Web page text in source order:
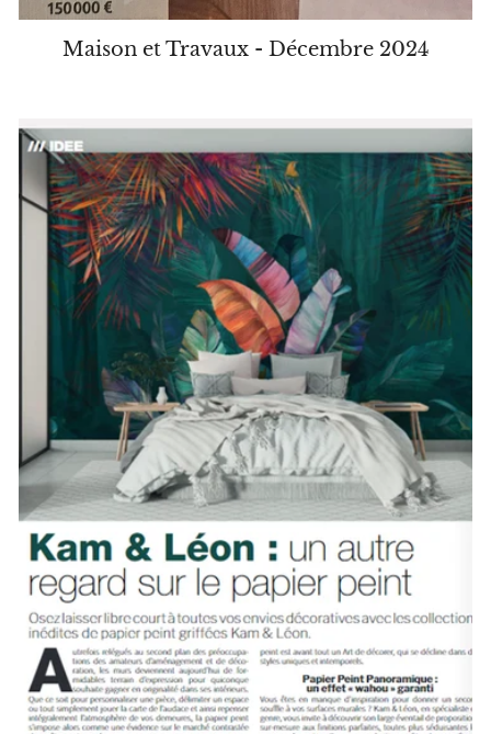
Maison et Travaux - Décembre 2024